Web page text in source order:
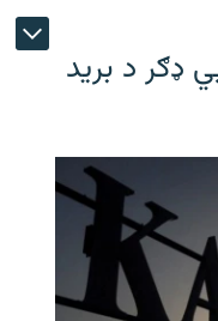
ډګر د برید